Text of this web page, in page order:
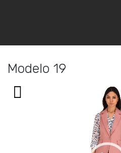
Modelo 19
Reproductor
de